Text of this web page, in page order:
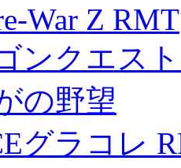
War Z RMT
ンクエス
の野望
グラコレ